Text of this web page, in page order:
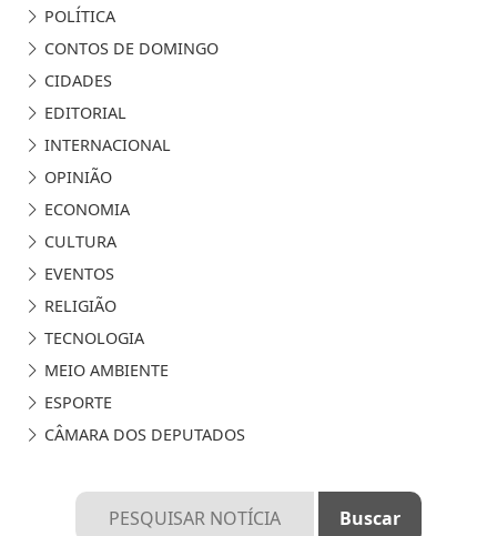
POLÍTICA
CONTOS DE DOMINGO
CIDADES
EDITORIAL
INTERNACIONAL
OPINIÃO
ECONOMIA
CULTURA
EVENTOS
RELIGIÃO
TECNOLOGIA
MEIO AMBIENTE
ESPORTE
CÂMARA DOS DEPUTADOS